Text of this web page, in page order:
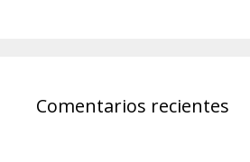
Comentarios recientes